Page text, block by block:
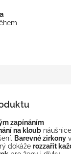
zapínáním
na kloub
Barevné zirkony
dokáže rozzařit